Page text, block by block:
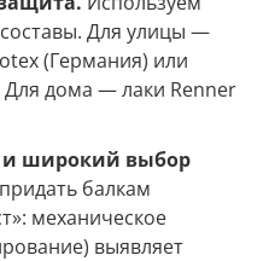
Для улицы —
(Германия) или
дома — лаки Renner
широкий выбор
балкам
механическое
выявляет